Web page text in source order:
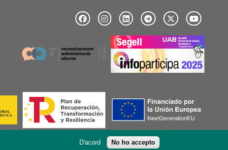
Image
Image
Image
D'acord No ho accepto